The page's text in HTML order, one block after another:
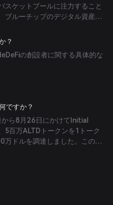
スケットプールに注力すること
ブルーチップのデジタル資産転
、マルチチェーン環境の接続
課題に対応しています。プラッ
率性を重視しており、他のブリ
画しています。
？
の創設者に関する具体的な
ですか？
ら8月26日にかけてInitial
5百万ALTDトークンを1トーク
万ドルを調達しました。このイ
おける重要なマイルストーン